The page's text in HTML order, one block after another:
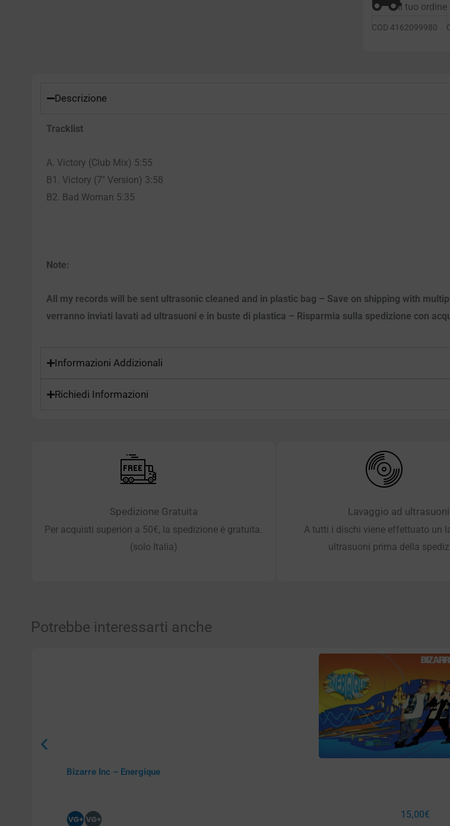
Il tuo
COD 4162099980
Descrizione
Tracklist
A. Victory (Club Mix) 5:55
B1. Victory (7″ Version) 3:58
B2. Bad Woman 5:35
Note:
All my records will be sent ultrasonic cleaned and in plastic bag – Save on shipping with
verranno inviati lavati ad ultrasuoni e in buste di plastica – Risparmia sulla spedizione con
Informazioni Addizionali
Richiedi Informazioni
Spedizione Gratuita
Per acquisti superiori a 50€, la spedizione è gratuita.
(solo Italia)
Lavaggio ad ultrasuoni
A tutti i dischi viene effettuato un
ultrasuoni prima della
Potrebbe interessarti anche
Bizarre Inc – Energique
15,00€